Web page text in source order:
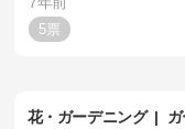
5
花・ガーデニング